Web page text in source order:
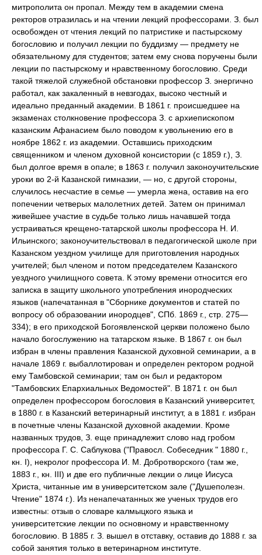
митрополита он пропал. Между тем в академии смена
ректоров отразилась и на чтении лекций профессорами. З. был
освобожден от чтения лекций по патристике и пастырскому
богословию и получил лекции по буддизму — предмету не
обязательному для студентов; затем ему снова поручены были
лекции по пастырскому и нравственному богословию. Среди
такой тяжелой служебной обстановки профессор З. энергично
работал, как закаленный в невзгодах, высоко честный и
идеально преданный академии. В 1861 г. происшедшее на
экзаменах столкновение профессора З. с архиепископом
казанским Афанасием было поводом к увольнению его в
ноябре 1862 г. из академии. Оставшись приходским
священником и членом духовной консистории (с 1859 г.), З.
был долгое время в опале; в 1863 г. получил законоучительские
уроки во 2-й Казанской гимназии, — но, с другой стороны,
случилось несчастие в семье — умерла жена, оставив на его
попечении четверых малолетних детей. Затем он принимал
живейшее участие в судьбе только лишь начавшей тогда
устраиваться крещено-татарской школы профессора Н. И.
Ильинского; законоучительствовал в педагогической школе при
Казанском уездном училище для приготовления народных
учителей; был членом и потом председателем Казанского
уездного училищного совета. К этому времени относится его
записка в защиту школьного употребления инородческих
языков (напечатанная в "Сборнике документов и статей по
вопросу об образовании инородцев", СПб. 1869 г., стр. 275—
334); в его приходской Богоявленской церкви положено было
начало богослужению на татарском языке. В 1867 г. он был
избран в члены правления Казанской духовной семинарии, а в
начале 1869 г. выбаллотирован и определен ректором родной
ему Тамбовской семинарии; там он был и редактором
"Тамбовских Епархиальных Ведомостей". В 1871 г. он был
определен профессором богословия в Казанский университет,
в 1880 г. в Казанский ветеринарный институт, а в 1881 г. избран
в почетные члены Казанской духовной академии. Кроме
названных трудов, З. еще принадлежит слово над гробом
профессора Г. С. Саблукова ("Правосл. Собеседник " 1880 г.,
кн. I), некролог профессора И. М. Добротворского (там же,
1883 г., кн. III) и две его публичные лекции о лице Иисуса
Христа, читанные им в университетском зале ("Душеполезн.
Чтение" 1874 г.). Из ненапечатанных же ученых трудов его
известны: отзыв о словаре калмыцкого языка и
университетские лекции по основному и нравственному
богословию. В 1885 г. З. вышел в отставку, оставив до 1888 г. за
собой занятия только в ветеринарном институте.